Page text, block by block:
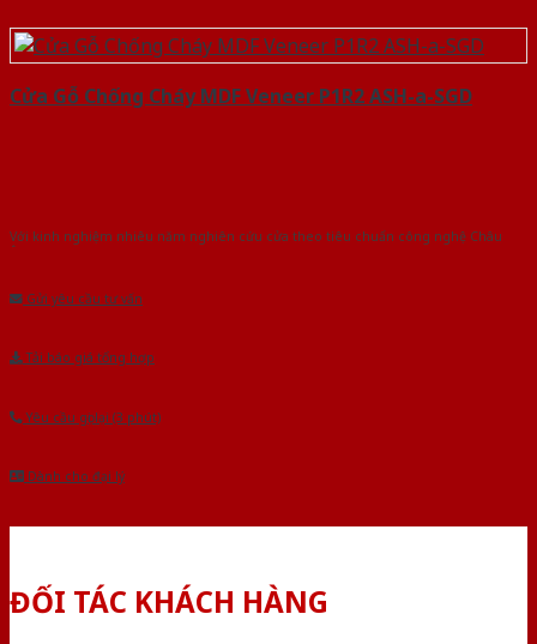
Cửa Gỗ Chống Cháy MDF Veneer P1R2 ASH-a-SGD
Với kinh nghiệm nhiêu năm nghiên cứu cửa theo tiêu chuẩn công nghệ Châu
Gửi yêu cầu tư vấn
Tải báo giá tổng hợp
Yêu cầu gọi lại (3 phút)
Dành cho đại lý
ĐỐI TÁC KHÁCH HÀNG